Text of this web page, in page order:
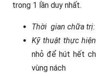
trong 1 lần duy nhất.
Thời gian chữa trị:
Kỹ thuật thực
nhỏ để hút hết
vùng nách